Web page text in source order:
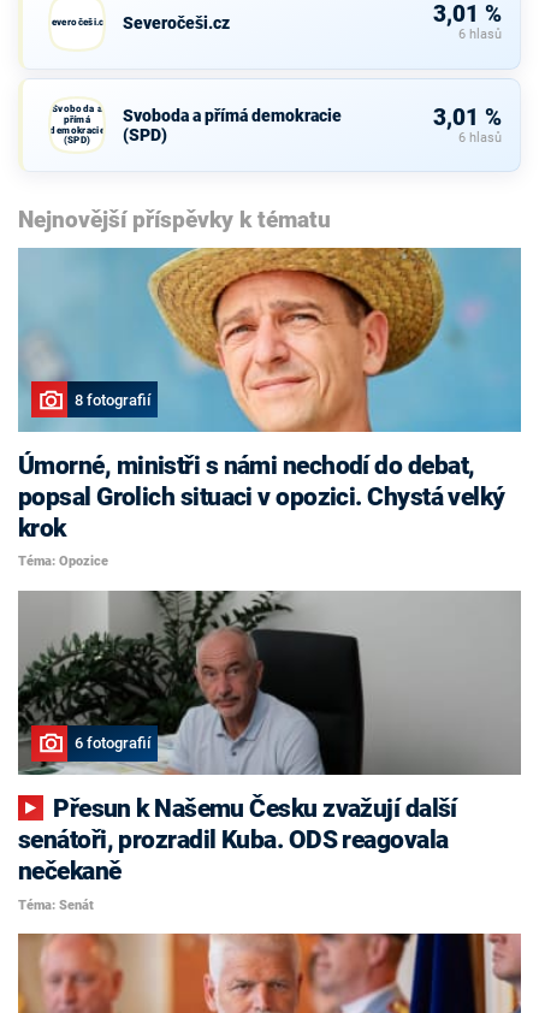
Severočeši.cz Severočeši.cz 3,01 %
6 hlasů
Svoboda a
přímá
demokracie
(SPD)
Svoboda a přímá demokracie
(SPD)
3,01 %
6 hlasů
Nejnovější příspěvky k tématu
8 fotografií
Úmorné, ministři s námi nechodí do debat,
popsal Grolich situaci v opozici. Chystá velký
krok
Téma: Opozice
6 fotografií
senátoři, prozradil Kuba. ODS reagovala
nečekaně
Téma: Senát